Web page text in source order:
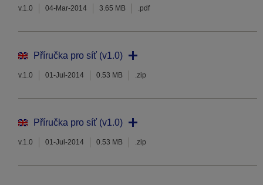
v.1.0 04-Mar-2014 3.65 MB .pdf
Příručka pro síť (v1.0)
v.1.0 01-Jul-2014 0.53 MB .zip
Příručka pro síť (v1.0)
v.1.0 01-Jul-2014 0.53 MB .zip